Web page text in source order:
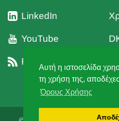
Αυτή η ιστοσελίδα
τη χρήση της,
Όρους Χρήσης
LinkedIn
YouTube
RSS